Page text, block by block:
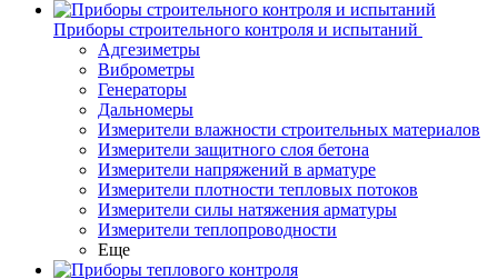
Приборы строительного контроля и испытаний
Адгезиметры
Виброметры
Генераторы
Дальномеры
Измерители влажности строительных материалов
Измерители защитного слоя бетона
Измерители напряжений в арматуре
Измерители плотности тепловых потоков
Измерители силы натяжения арматуры
Измерители теплопроводности
Еще